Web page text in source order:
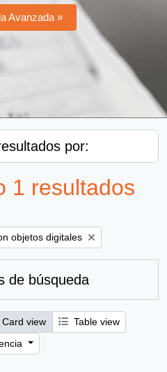
Avanzada »
por:
1 resultados
filter:
objetos digitales
de búsqueda
Card view
Table view